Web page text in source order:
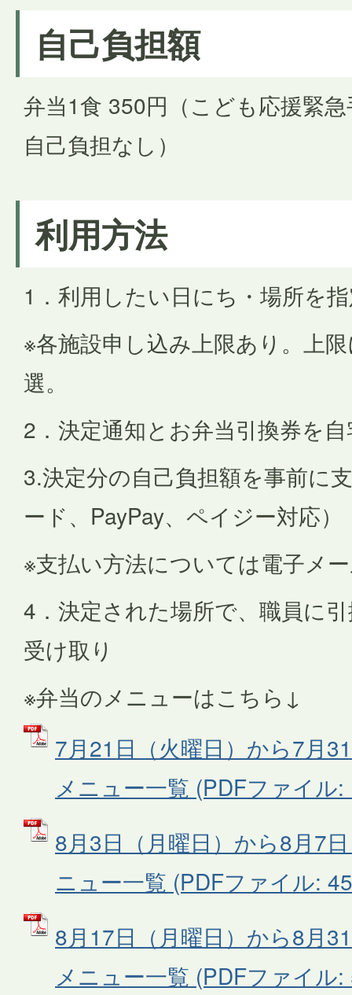
自己負担額
弁当1食 350円（こども応援緊
自己負担なし）
利用方法
1．利用したい日にち・場所を
※各施設申し込み上限あり。上
選。
2．決定通知とお弁当引換券を
3.決定分の自己負担額を事前に
ード、PayPay、ペイジー対応）
※支払い方法については電子メ
4．決定された場所で、職員に
受け取り
※弁当のメニューはこちら↓
7月21日（火曜日）から7月
メニュー一覧 (PDFファイル:
8月3日（月曜日）から8月7
ニュー一覧 (PDFファイル:
8月17日（月曜日）から8月
メニュー一覧 (PDFファイル